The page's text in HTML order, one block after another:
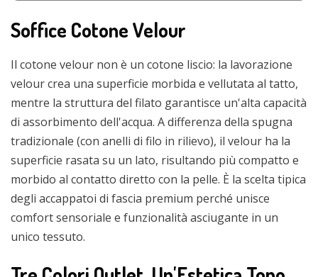
Soffice Cotone Velour
Il cotone velour non è un cotone liscio: la lavorazione
velour crea una superficie morbida e vellutata al tatto,
mentre la struttura del filato garantisce un'alta capacità
di assorbimento dell'acqua. A differenza della spugna
tradizionale (con anelli di filo in rilievo), il velour ha la
superficie rasata su un lato, risultando più compatto e
morbido al contatto diretto con la pelle. È la scelta tipica
degli accappatoi di fascia premium perché unisce
comfort sensoriale e funzionalità asciugante in un
unico tessuto.